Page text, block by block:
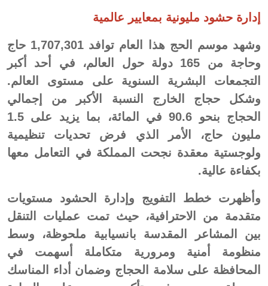
إدارة حشود مليونية بمعايير عالمية
وشهد موسم الحج هذا العام توافد 1,707,301 حاج
وحاجة من 165 دولة حول العالم، في أحد أكبر
التجمعات البشرية السنوية على مستوى العالم.
وشكل حجاج الخارج النسبة الأكبر من إجمالي
الحجاج بنحو 90.6 في المائة، بما يزيد على 1.5
مليون حاج، الأمر الذي فرض تحديات تنظيمية
ولوجستية معقدة نجحت المملكة في التعامل معها
بكفاءة عالية.
وأظهرت خطط التفويج وإدارة الحشود مستويات
متقدمة من الاحترافية، حيث تمت عمليات التنقل
بين المشاعر المقدسة بانسيابية ملحوظة، وسط
منظومة أمنية ومرورية متكاملة أسهمت في
المحافظة على سلامة الحجاج وضمان أداء المناسك